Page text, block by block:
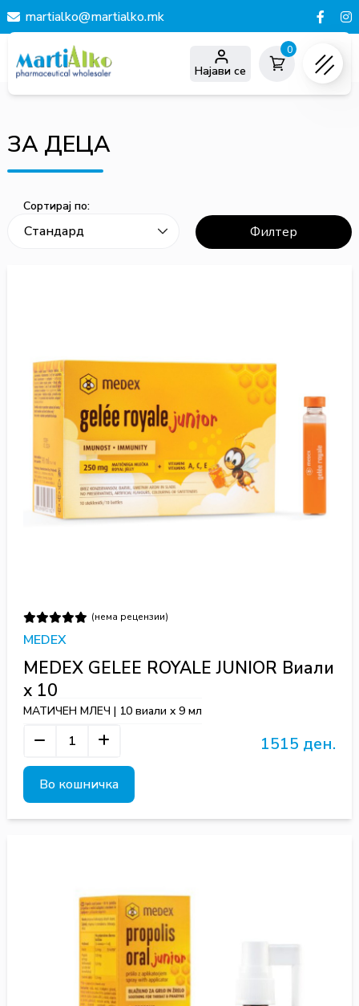
martialko@martialko.mk
Најави се
0
ЗА ДЕЦА
Сортирај по:
Филтер
(нема рецензии)
MEDEX
MEDEX GELEE ROYALE JUNIOR Виали
x 10
МАТИЧЕН МЛЕЧ | 10 виали x 9 мл
1515 ден.
Во кошничка